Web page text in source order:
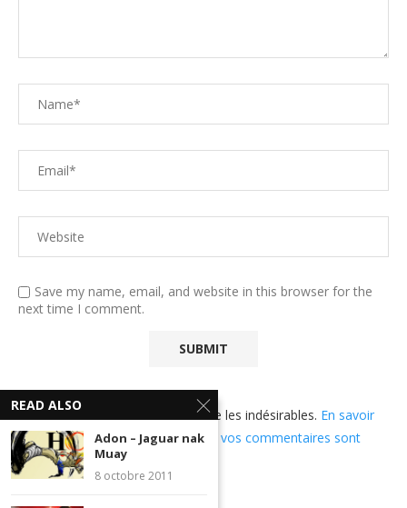
Save my name, email, and website in this browser for the
next time I comment.
Ce site utilise Akismet pour réduire les indésirables. En savoir
plus sur comment les données de vos commentaires sont
utilisées.
READ ALSO
Adon – Jaguar nak
Muay
8 octobre 2011